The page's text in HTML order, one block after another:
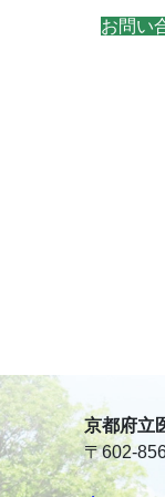
お問い
京都府立
〒602-